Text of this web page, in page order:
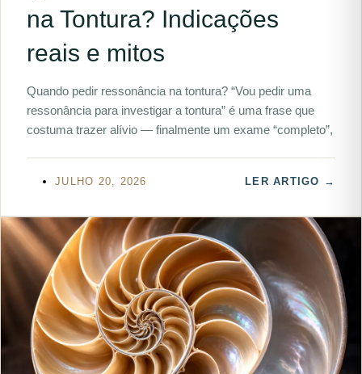
na Tontura? Indicações
reais e mitos
Quando pedir ressonância na tontura? “Vou pedir uma
ressonância para investigar a tontura” é uma frase que
costuma trazer alívio — finalmente um exame “completo”,
JULHO 20, 2026 LER ARTIGO →